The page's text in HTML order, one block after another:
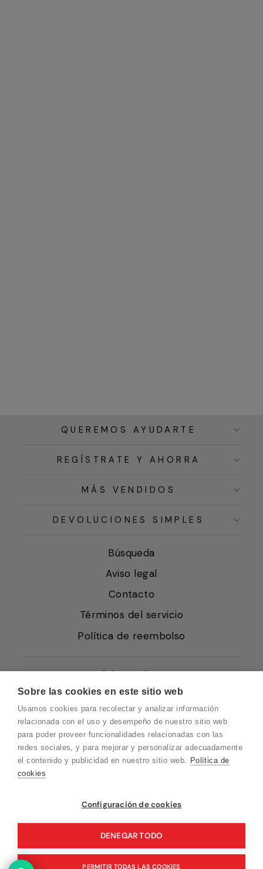
Sobre las cookies en este sitio web
Usamos cookies para recolectar y analizar información
relacionada con el uso y desempeño de nuestro sitio web
para poder proveer funcionalidades relacionadas con las
redes sociales, y para mejorar y personalizar adecuadamente
el contenido y publicidad en nuestro sitio web. Política de
cookies
Configuración de cookies
DENEGAR TODO
PERMITIR TODAS LAS COOKIES
QUEREMOS AYUDARTE
REGÍSTRATE Y AHORRA
MÁS VENDIDOS
DEVOLUCIONES SIMPLES
Búsqueda
Aviso legal
Contacto
Términos del servicio
Política de reembolso
Condiciones de Venta
Quiénes somos
Política de Cookies
Protección de Datos
Blog EN
Blog DE
Blog IT
Vuelvo en un momento. Recuerda que
nuestro horario de atención al cliente es de